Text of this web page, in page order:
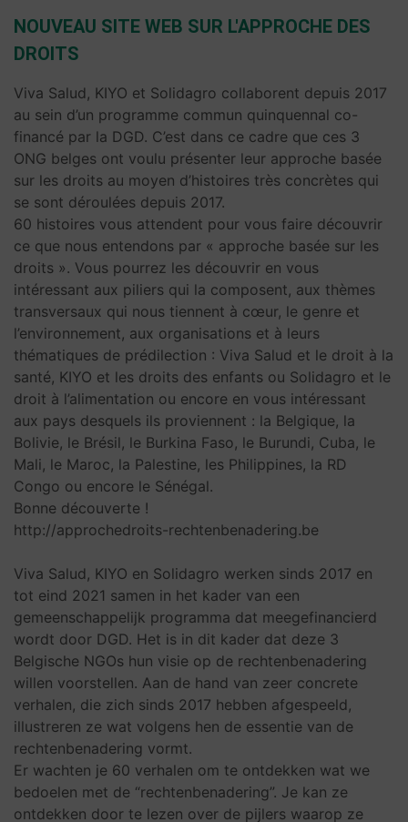
NOUVEAU SITE WEB SUR L'APPROCHE DES
DROITS
Viva Salud, KIYO et Solidagro collaborent depuis 2017
au sein d’un programme commun quinquennal co-
financé par la DGD. C’est dans ce cadre que ces 3
ONG belges ont voulu présenter leur approche basée
sur les droits au moyen d’histoires très concrètes qui
se sont déroulées depuis 2017.
60 histoires vous attendent pour vous faire découvrir
ce que nous entendons par « approche basée sur les
droits ». Vous pourrez les découvrir en vous
intéressant aux piliers qui la composent, aux thèmes
transversaux qui nous tiennent à cœur, le genre et
l’environnement, aux organisations et à leurs
thématiques de prédilection : Viva Salud et le droit à la
santé, KIYO et les droits des enfants ou Solidagro et le
droit à l’alimentation ou encore en vous intéressant
aux pays desquels ils proviennent : la Belgique, la
Bolivie, le Brésil, le Burkina Faso, le Burundi, Cuba, le
Mali, le Maroc, la Palestine, les Philippines, la RD
Congo ou encore le Sénégal.
Bonne découverte !
http://approchedroits-rechtenbenadering.be
Viva Salud, KIYO en Solidagro werken sinds 2017 en
tot eind 2021 samen in het kader van een
gemeenschappelijk programma dat meegefinancierd
wordt door DGD. Het is in dit kader dat deze 3
Belgische NGOs hun visie op de rechtenbenadering
willen voorstellen. Aan de hand van zeer concrete
verhalen, die zich sinds 2017 hebben afgespeeld,
illustreren ze wat volgens hen de essentie van de
rechtenbenadering vormt.
Er wachten je 60 verhalen om te ontdekken wat we
bedoelen met de “rechtenbenadering”. Je kan ze
ontdekken door te lezen over de pijlers waarop ze